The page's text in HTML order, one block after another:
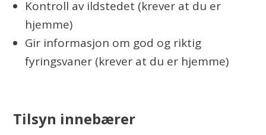
Kontroll av ildstedet (krever at du er
hjemme)
Gir informasjon om god og riktig
fyringsvaner (krever at du er hjemme)
Tilsyn innebærer